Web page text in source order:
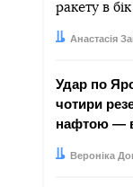
ракету в
Автор:
Анастасія
Дата:
Удар по
чотири
нафтою —
Автор:Вероніка
Дата: